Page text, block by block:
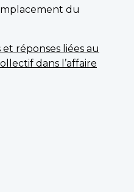
du
réponses liées au
dans l’affaire